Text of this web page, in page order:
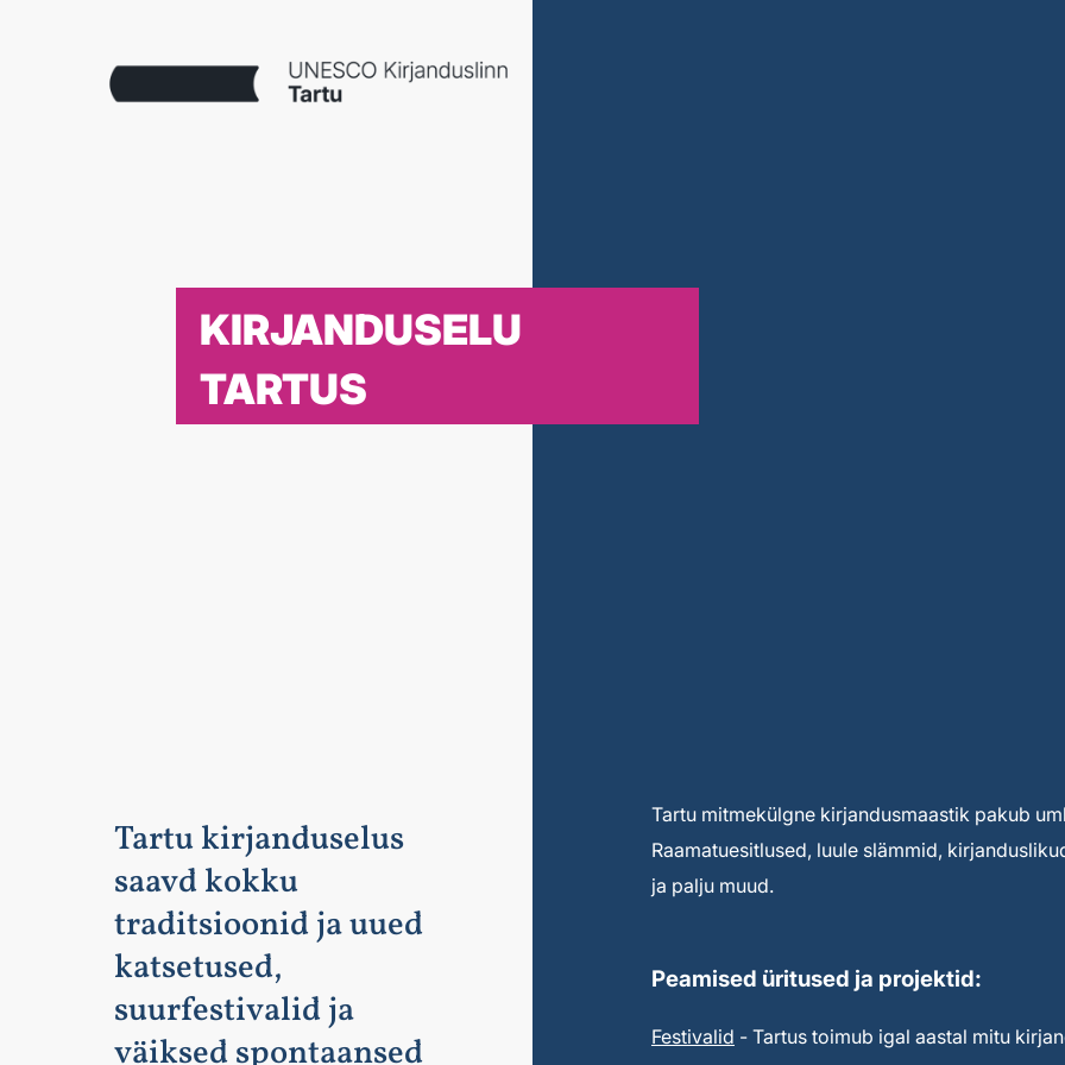
KIRJANDUSELU
TARTUS
Tartu kirjanduselus
saavd kokku
traditsioonid ja uued
katsetused,
suurfestivalid ja
väiksed spontaansed
Tartu mitmekülgne kirjandusmaastik pakub
Raamatuesitlused, luule slämmid,
ja palju muud.
Peamised üritused ja projektid:
Festivalid - Tartus toimub igal aastal mitu